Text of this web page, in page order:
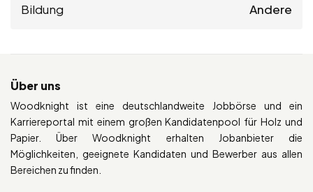
Bildung Andere
Über uns
Woodknight ist eine deutschlandweite Jobbörse und ein
Karriereportal mit einem großen Kandidatenpool für Holz und
Papier. Über Woodknight erhalten Jobanbieter die
Möglichkeiten, geeignete Kandidaten und Bewerber aus allen
Bereichen zu finden.